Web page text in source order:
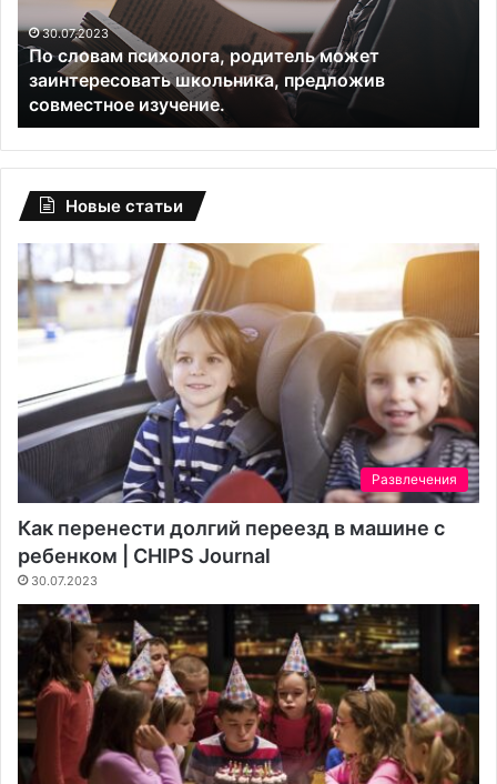
заинтересовать
школьника,
предложив
совместное
изучение.
30.07.2023
По словам психолога, родитель может
заинтересовать школьника, предложив
совместное изучение.
Новые статьи
Развлечения
Как перенести долгий переезд в машине с
ребенком | CHIPS Journal
30.07.2023